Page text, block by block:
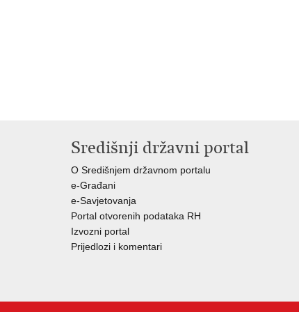
Središnji državni portal
O Središnjem državnom portalu
e-Građani
e-Savjetovanja
Portal otvorenih podataka RH
Izvozni portal
Prijedlozi i komentari